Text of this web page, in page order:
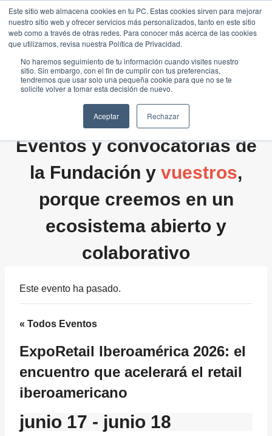
Este sitio web almacena cookies en tu PC. Estas cookies sirven para mejorar
nuestro sitio web y ofrecer servicios más personalizados, tanto en este sitio
web como a través de otras redes. Para conocer más acerca de las cookies
que utilizamos, revisa nuestra Política de Privacidad.
No haremos seguimiento de tu información cuando visites nuestro
sitio. Sin embargo, con el fin de cumplir con tus preferencias,
tendremos que usar solo una pequeña cookie para que no se te
solicite volver a tomar esta decisión de nuevo.
Aceptar Rechazar
Saltar
contenido
Eventos y convocatorias de
la Fundación y vuestros,
porque creemos en un
ecosistema abierto y
colaborativo
Este evento ha pasado.
« Todos Eventos
ExpoRetail Iberoamérica 2026: el
encuentro que acelerará el retail
iberoamericano
junio 17 - junio 18
Traducir »